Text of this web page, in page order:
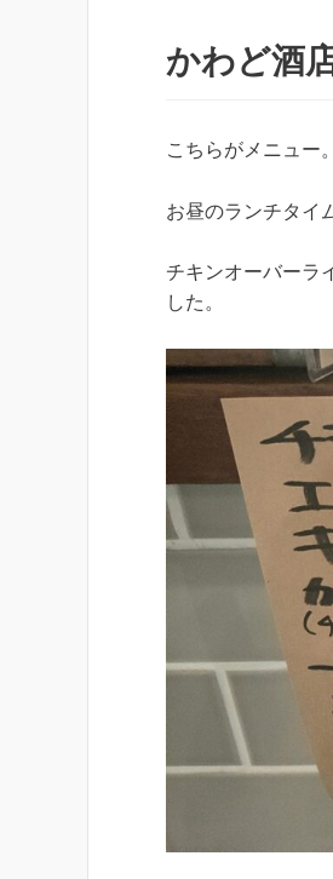
かわど酒
こちらがメニュー。
お昼のランチタイ
チキンオーバーラ
した。